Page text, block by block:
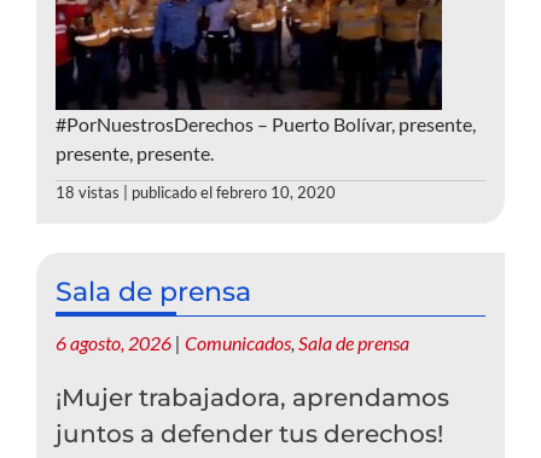
#PorNuestrosDerechos – Puerto Bolívar, presente,
presente, presente.
18 vistas publicado el febrero 10, 2020
Sala de prensa
6 agosto, 2026 | Comunicados, Sala de prensa
¡Mujer trabajadora, aprendamos
juntos a defender tus derechos!